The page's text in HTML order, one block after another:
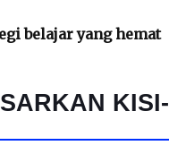
belajar yang hemat
KISI-